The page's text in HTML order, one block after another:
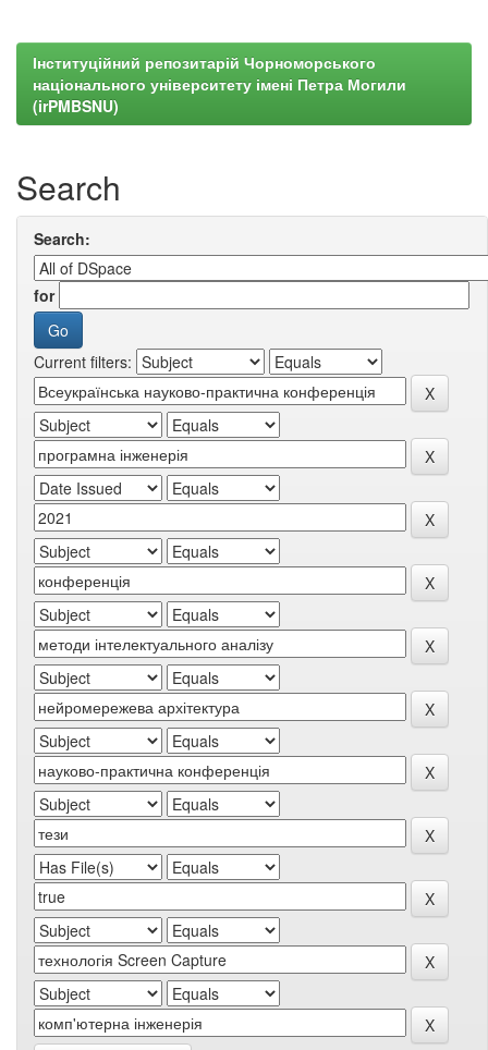
Інституційний репозитарій Чорноморського
національного університету імені Петра Могили
(irPMBSNU)
Search
Search:
for
Current filters: